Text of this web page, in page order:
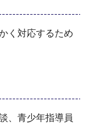
く対応するため
、青少年指導員